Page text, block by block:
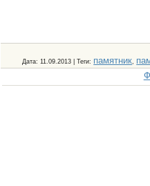
Дата: 11.09.2013 |Теги: памятник